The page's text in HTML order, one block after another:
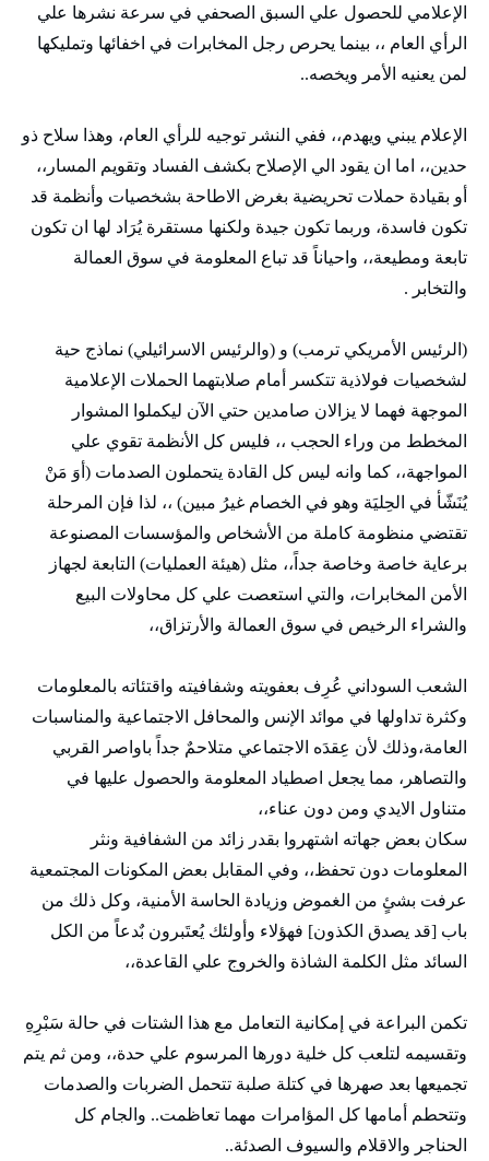
الإعلامي للحصول علي السبق الصحفي في سرعة نشرها علي
الرأي العام ،، بينما يحرص رجل المخابرات في اخفائها وتمليكها
لمن يعنيه الأمر ويخصه..
الإعلام يبني ويهدم،، ففي النشر توجيه للرأي العام، وهذا سلاح ذو
حدين،، اما ان يقود الي الإصلاح بكشف الفساد وتقويم المسار،،
أو بقيادة حملات تحريضية بغرض الاطاحة بشخصيات وأنظمة قد
تكون فاسدة، وربما تكون جيدة ولكنها مستقرة يُرَاد لها ان تكون
تابعة ومطيعة،، واحياناً قد تباع المعلومة في سوق العمالة
والتخابر .
(الرئيس الأمريكي ترمب) و (والرئيس الاسرائيلي) نماذج حية
لشخصيات فولاذية تتكسر أمام صلابتهما الحملات الإعلامية
الموجهة فهما لا يزالان صامدين حتي الآن ليكملوا المشوار
المخطط من وراء الحجب ،، فليس كل الأنظمة تقوي علي
المواجهة،، كما وانه ليس كل القادة يتحملون الصدمات (أوَ مَنْ
يُنَشّأ في الحِليَة وهو في الخصام غيرُ مبين) ،، لذا فإن المرحلة
تقتضي منظومة كاملة من الأشخاص والمؤسسات المصنوعة
برعاية خاصة وخاصة جداً،، مثل (هيئة العمليات) التابعة لجهاز
الأمن المخابرات، والتي استعصت علي كل محاولات البيع
والشراء الرخيص في سوق العمالة والأرتزاق،،
الشعب السوداني عُرِف بعفويته وشفافيته واقتئاته بالمعلومات
وكثرة تداولها في موائد الإنس والمحافل الاجتماعية والمناسبات
العامة،وذلك لأن عِقدَه الاجتماعي متلاحمٌ جداً باواصر القربي
والتصاهر، مما يجعل اصطياد المعلومة والحصول عليها في
متناول الايدي ومن دون عناء،،
سكان بعض جهاته اشتهروا بقدر زائد من الشفافية ونثر
المعلومات دون تحفظ،، وفي المقابل بعض المكونات المجتمعية
عرفت بشئٍ من الغموض وزيادة الحاسة الأمنية، وكل ذلك من
باب [قد يصدق الكذون] فهؤلاء وأولئك يُعتَبرون بٌدعاً من الكل
السائد مثل الكلمة الشاذة والخروج علي القاعدة،،
تكمن البراعة في إمكانية التعامل مع هذا الشتات في حالة سَبْرِهِ
وتقسيمه لتلعب كل خلية دورها المرسوم علي حدة،، ومن ثم يتم
تجميعها بعد صهرها في كتلة صلبة تتحمل الضربات والصدمات
وتتحطم أمامها كل المؤامرات مهما تعاظمت.. والجام كل
الحناجر والاقلام والسيوف الصدئة..